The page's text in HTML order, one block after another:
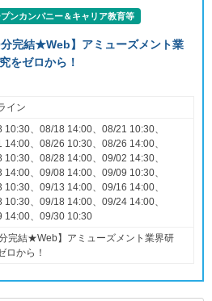
ンカンパニー＆キャリア教育等
分完結★Web】アミューズメント業
をゼロから！
イン
10:30、08/18 14:00、08/21 10:30、
14:00、08/26 10:30、08/26 14:00、
10:30、08/28 14:00、09/02 14:30、
14:00、09/08 14:00、09/09 10:30、
10:30、09/13 14:00、09/16 14:00、
10:30、09/18 14:00、09/24 14:00、
14:00、09/30 10:30
分完結★Web】アミューズメント業界研
ロから！